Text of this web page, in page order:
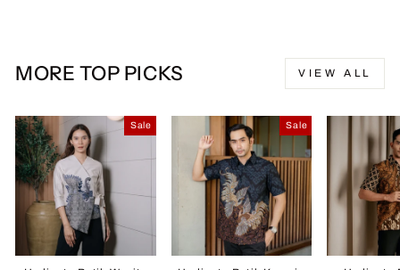
MORE TOP PICKS VIEW ALL
Sale Sale